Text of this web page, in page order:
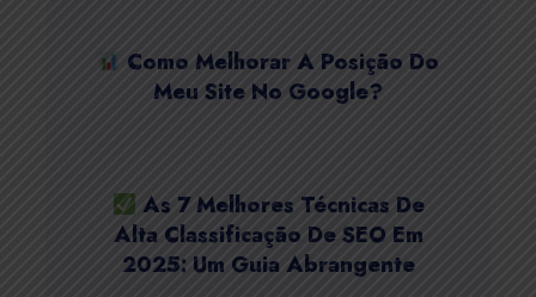
Como Melhorar A Posição Do
Meu Site No Google?
As 7 Melhores Técnicas De
Alta Classificação De SEO Em
2025: Um Guia Abrangente